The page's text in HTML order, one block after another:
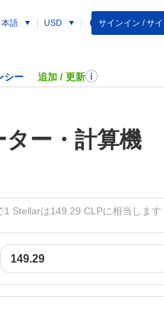
本語 USD サインイン / サ
シー 追加 / 更新
ター・計算機
Stellarは149.29 CLPに相当します